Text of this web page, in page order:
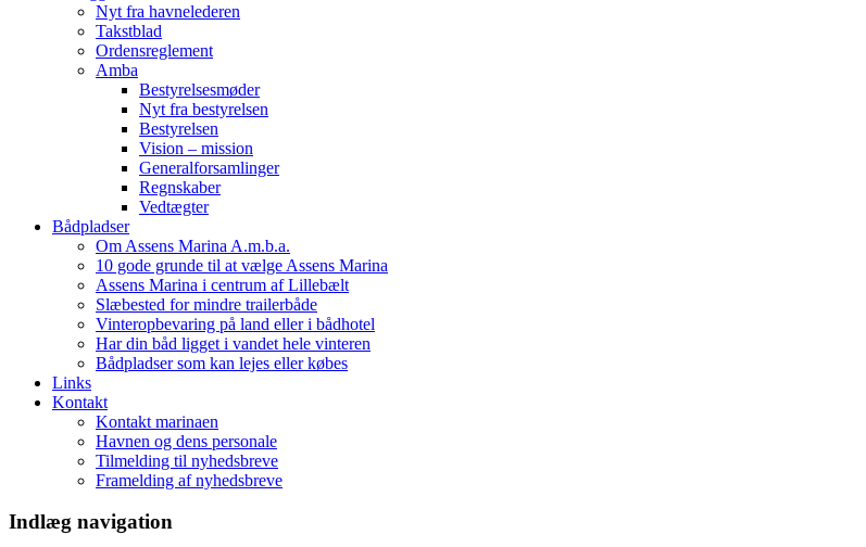
Nyt fra havnelederen
Takstblad
Ordensreglement
Amba
Bestyrelsesmøder
Nyt fra bestyrelsen
Bestyrelsen
Vision – mission
Generalforsamlinger
Regnskaber
Vedtægter
Bådpladser
Om Assens Marina A.m.b.a.
10 gode grunde til at vælge Assens Marina
Assens Marina i centrum af Lillebælt
Slæbested for mindre trailerbåde
Vinteropbevaring på land eller i bådhotel
Har din båd ligget i vandet hele vinteren
Bådpladser som kan lejes eller købes
Links
Kontakt
Kontakt marinaen
Havnen og dens personale
Tilmelding til nyhedsbreve
Framelding af nyhedsbreve
Indlæg navigation